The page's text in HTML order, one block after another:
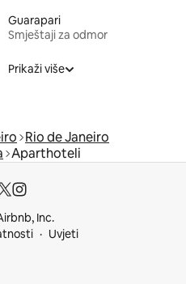
Guarapari
Smještaji za odmor
Prikaži više
Rio de Janeiro
Aparthoteli
Inc.
Uvjeti